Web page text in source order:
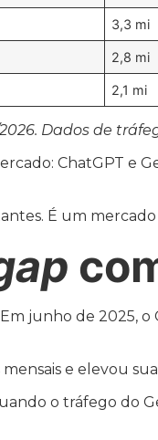
3,3 mi
2,8 mi
2,1 mi
Dados de
ChatGPT e
É um
junho de 2025, o
e elevou
o tráfego do